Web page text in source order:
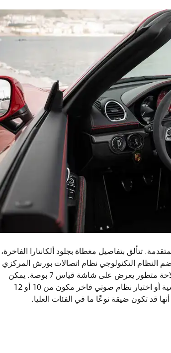
والتكنولوجيا المتقدمة. تتألق بتفاصيل مغطاة بجلود ألكانتارا الفاخرة،
النظام التكنولوجي نظام اتصالات بورش المركزي
الذي يدعم الأوامر الصوتية ويتوافق مع آبل كار بلاي، إضافة إلى نظام ملاحة متطور يعرض على شاشة قياس 7 بوصة. يمكن
للركاب الاستمتاع بجودة صوت استثنائية من خلال 8 مكبرات صوت قياسية أو اختيار نظام صوتي فاخر مكون من 10 أو 12